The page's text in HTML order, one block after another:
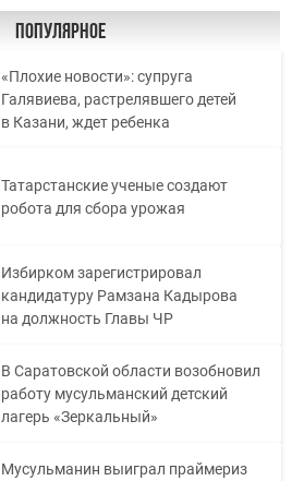
Популярное
«Плохие новости»: супруга
Галявиева, растрелявшего детей
в Казани, ждет ребенка
Татарстанские ученые создают
робота для сбора урожая
Избирком зарегистрировал
кандидатуру Рамзана Кадырова
на должность Главы ЧР
В Саратовской области возобновил
работу мусульманский детский
лагерь «Зеркальный»
Мусульманин выиграл праймериз